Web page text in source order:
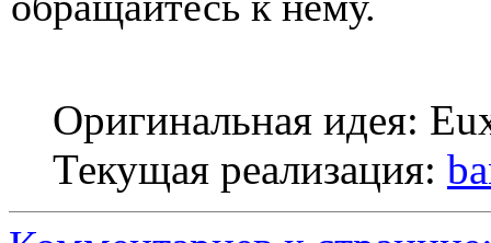
Оригинальная идея:
Текущая реализация: